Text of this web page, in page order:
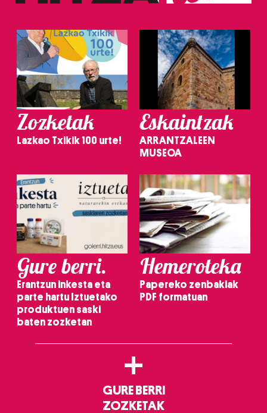
Zozketak
Lazkao Txikik 100 urte!
Eskaintzak
ARRANTZALEEN
MUSEOA
Gure berri.
Erantzun inkesta eta
parte hartu Iztuetako
produktuen saski
baten zozketan
Hemeroteka
Papereko zenbakiak
PDF formatuan
+
GURE BERRI
ZOZKETAK